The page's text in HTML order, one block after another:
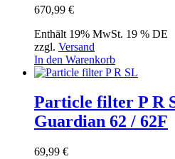
670,99 €
Enthält 19% MwSt. 19 % DE
zzgl. Versand
In den Warenkorb
Particle filter P R
Guardian 62 / 62F
69,99 €